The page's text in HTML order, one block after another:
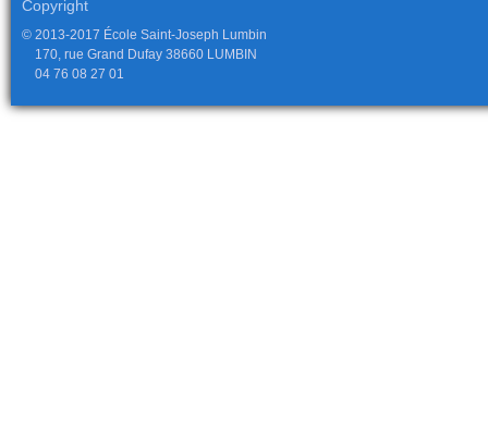
Copyright
© 2013-2017 École Saint-Joseph Lumbin
170, rue Grand Dufay 38660 LUMBIN
04 76 08 27 01